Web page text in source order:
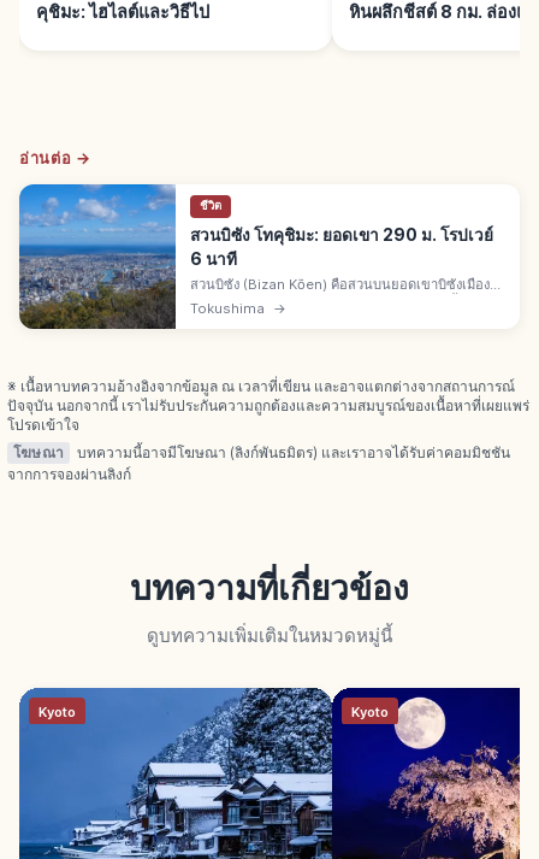
คุชิมะ: ไฮไลต์และวิธีไป
หินผลึกชีสต์ 8 กม. ล่องแก่
อ่านต่อ →
ชีวิต
สวนบิซัง โทคุชิมะ: ยอดเขา 290 ม. โรปเวย์
6 นาที
สวนบิซัง (Bizan Kōen) คือสวนบนยอดเขาบิซังเมืองโท
คุชิมะ สูงราว 290 ม. ปรากฏในมันโยชู วิวแม่น้ำโยชิ
Tokushima →
※ เนื้อหาบทความอ้างอิงจากข้อมูล ณ เวลาที่เขียน และอาจแตกต่างจากสถานการณ์
ปัจจุบัน นอกจากนี้ เราไม่รับประกันความถูกต้องและความสมบูรณ์ของเนื้อหาที่เผยแพร่
โปรดเข้าใจ
โฆษณา
บทความนี้อาจมีโฆษณา (ลิงก์พันธมิตร) และเราอาจได้รับค่าคอมมิชชัน
จากการจองผ่านลิงก์
บทความที่เกี่ยวข้อง
ดูบทความเพิ่มเติมในหมวดหมู่นี้
Kyoto Kyoto